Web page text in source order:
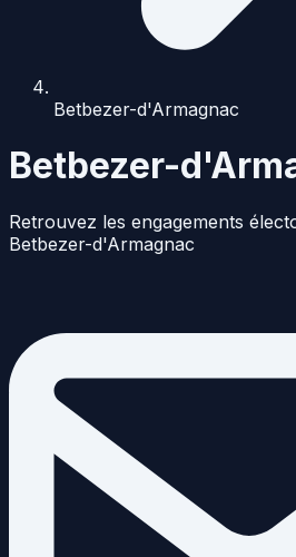
Betbezer-d'Armagnac
Betbezer-
Retrouvez les engagements
Betbezer-d'Armagnac